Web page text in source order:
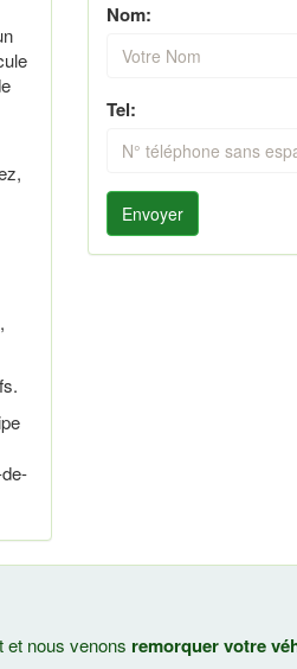
Nom:
Tel:
Envoyer
et nous venons remorquer votre